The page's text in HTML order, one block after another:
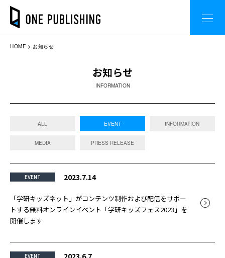
HOME お知らせ
お知らせ
INFORMATION
ALL EVENT INFORMATION
MEDIA PRESS RELEASE
EVENT 2023.7.14
「学研キッズネット」がコンテンツ制作および配信をサポー
トする無料オンラインイベント「学研キッズフェス2023」を
開催します
EVENT